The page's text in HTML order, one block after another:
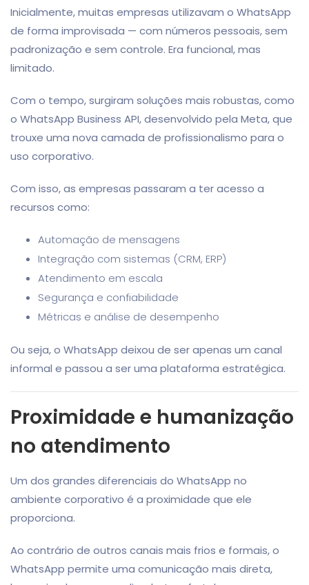
Inicialmente, muitas empresas utilizavam o WhatsApp
de forma improvisada — com números pessoais, sem
padronização e sem controle. Era funcional, mas
limitado.
Com o tempo, surgiram soluções mais robustas, como
o WhatsApp Business API, desenvolvido pela Meta, que
trouxe uma nova camada de profissionalismo para o
uso corporativo.
Com isso, as empresas passaram a ter acesso a
recursos como:
Automação de mensagens
Integração com sistemas (CRM, ERP)
Atendimento em escala
Segurança e confiabilidade
Métricas e análise de desempenho
Ou seja, o WhatsApp deixou de ser apenas um canal
informal e passou a ser uma plataforma estratégica.
Proximidade e humanização
no atendimento
Um dos grandes diferenciais do WhatsApp no
ambiente corporativo é a proximidade que ele
proporciona.
Ao contrário de outros canais mais frios e formais, o
WhatsApp permite uma comunicação mais direta,